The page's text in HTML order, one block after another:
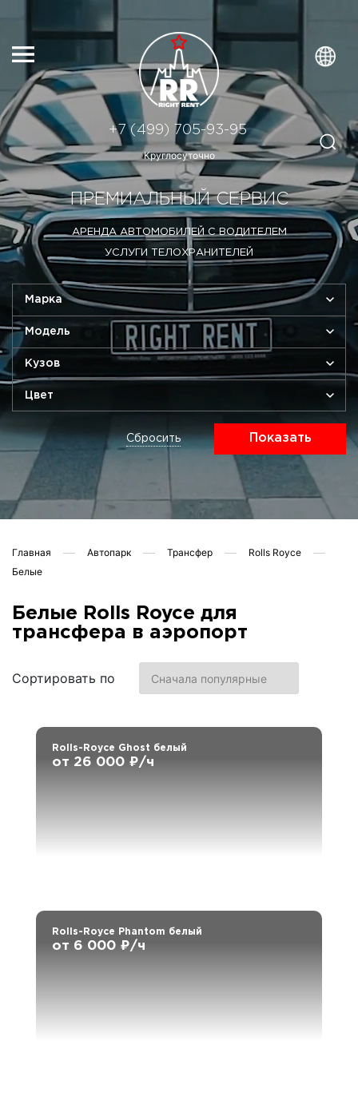
Круглосуточно
+7 (499) 705-93-95
ПРЕМИАЛЬНЫЙ СЕРВИС
АРЕНДА АВТОМОБИЛЕЙ С ВОДИТЕЛЕМ
УСЛУГИ ТЕЛОХРАНИТЕЛЕЙ
Марка
Модель
Кузов
Цвет
Сбросить Показать
Главная Автопарк Трансфер
Rolls Royce
Белые
Белые Rolls Royce для
трансфера в аэропорт
Сортировать по
Rolls-Royce Ghost белый
от 26 000 ₽/ч
Rolls-Royce Phantom белый
от 6 000 ₽/ч